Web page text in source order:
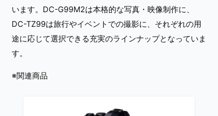
います。DC-G99M2は本格的な写真・映像制作に、
DC-TZ99は旅行やイベントでの撮影に、それぞれの用
途に応じて選択できる充実のラインナップとなっていま
す。
※関連商品